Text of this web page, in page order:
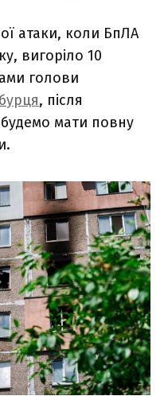
атаки, коли БпЛА
вигоріло 10
голови
, після
мати повну